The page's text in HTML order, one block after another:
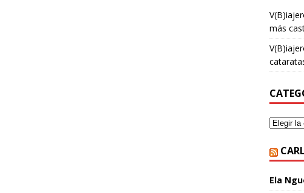
más
Ela